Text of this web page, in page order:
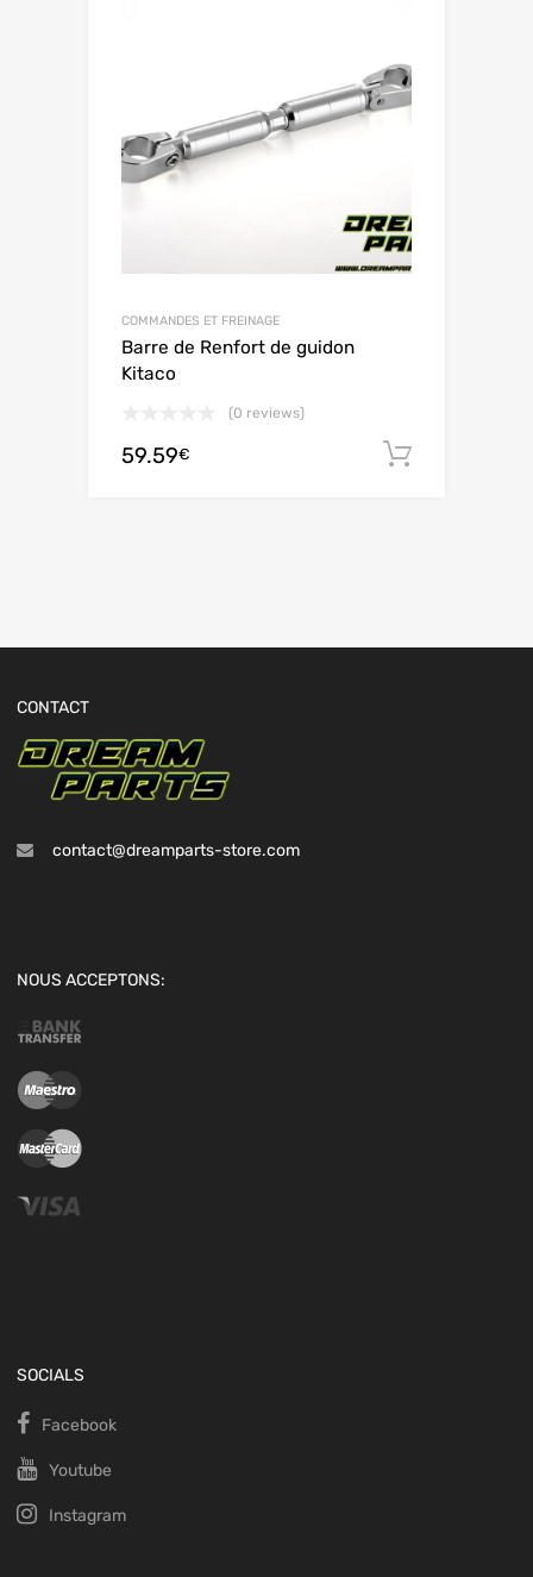
COMMANDES ET FREINAGE
Barre de Renfort de guidon
Kitaco
(0 reviews)
59.59€
CONTACT
contact@dreamparts-store.com
NOUS ACCEPTONS:
SOCIALS
Facebook
Youtube
Instagram